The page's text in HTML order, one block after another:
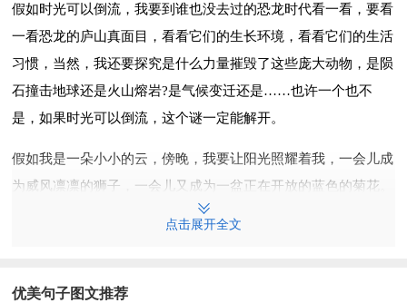
假如时光可以倒流，我要到谁也没去过的恐龙时代看一看，要看
一看恐龙的庐山真面目，看看它们的生长环境，看看它们的生活
习惯，当然，我还要探究是什么力量摧毁了这些庞大动物，是陨
石撞击地球还是火山熔岩?是气候变迁还是……也许一个也不
是，如果时光可以倒流，这个谜一定能解开。
假如我是一朵小小的云，傍晚，我要让阳光照耀着我，一会儿成
为威风凛凛的狮子，一会儿又成为一盆正在开放的蓝色的菊花。
反正，不管怎么样，我都乐意让人们欣赏到五彩缤纷的火烧云。
点击展开全文
优美句子图文推荐